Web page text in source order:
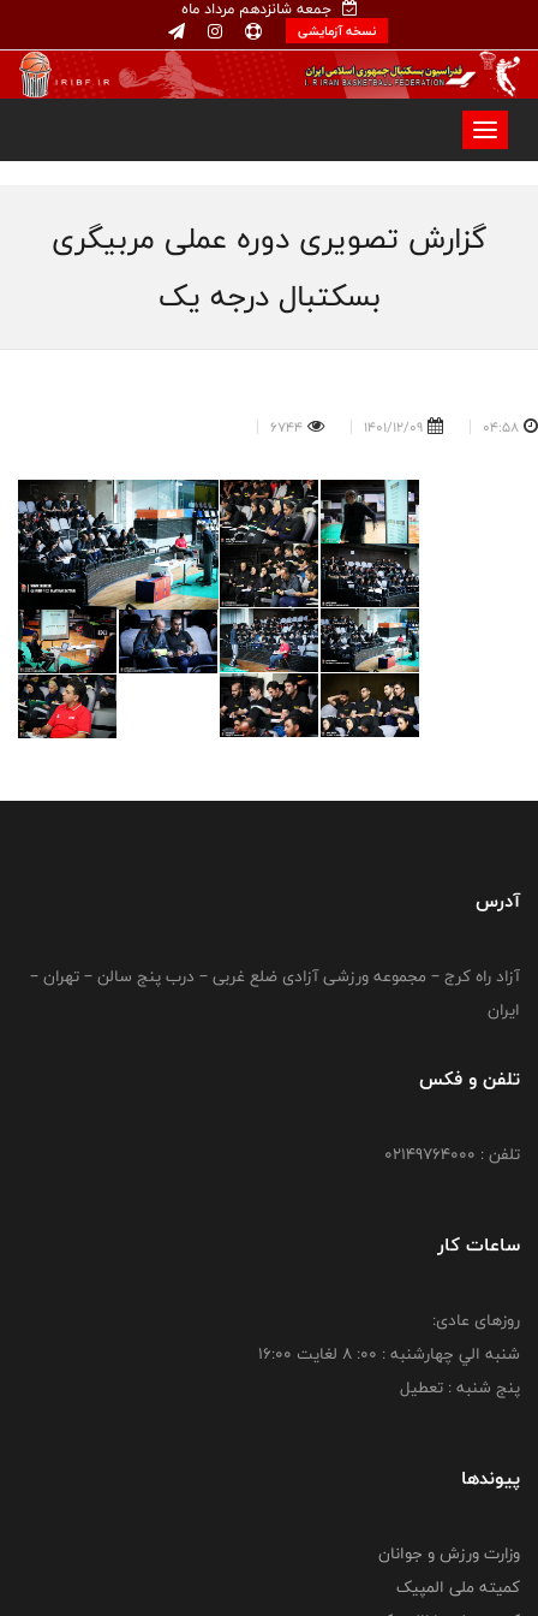
جمعه شانزدهم مرداد ماه
نسخه آزمایشی
گزارش تصویری دوره عملی مربیگری
بسکتبال درجه یک
04:58
1401/12/09
6744
آدرس
آزاد راه کرج – مجموعه ورزشی آزادی ضلع غربی – درب پنج سالن – تهران –
ایران
تلفن و فکس
تلفن : 02149764000
ساعات کار
روزهای عادی:
شنبه الي چهارشنبه : 00: 8 لغايت 16:00
پنج شنبه : تعطیل
پیوندها
وزارت ورزش و جوانان
کمیته ملی المپیک